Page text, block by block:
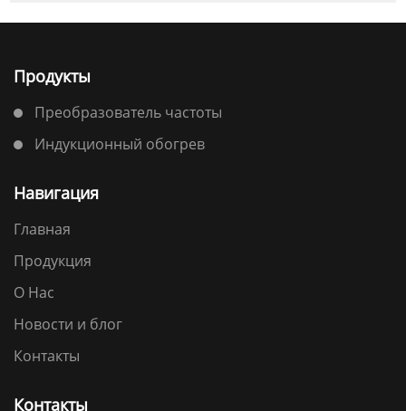
Продукты
Преобразователь частоты
Индукционный обогрев
Навигация
Главная
Продукция
О Нас
Новости и блог
Контакты
Контакты